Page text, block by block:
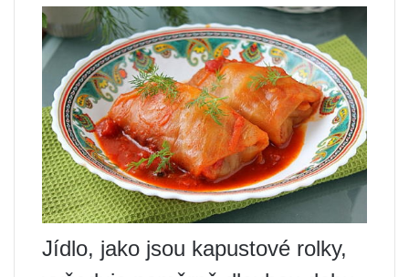
Jídlo, jako jsou kapustové rolky,